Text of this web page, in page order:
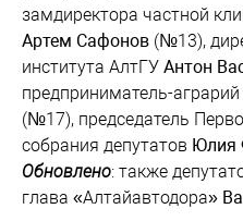
замдиректора частной
Артем Сафонов (№13),
института АлтГУ Антон
предприниматель-аграрий
(№17), председатель
собрания депутатов Юлия
Обновлено: также
глава «Алтайавтодора»